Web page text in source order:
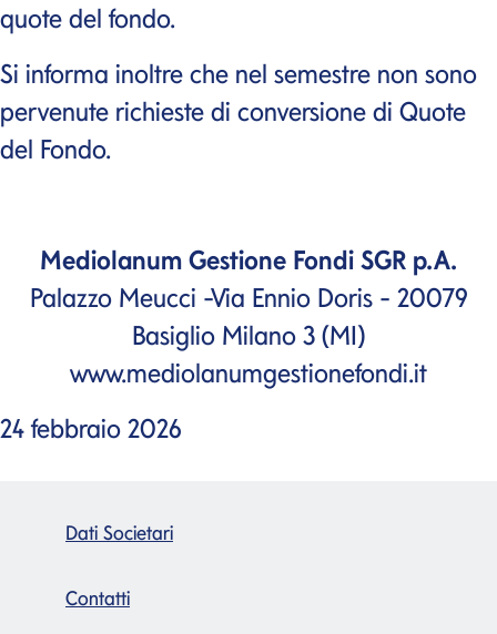
quote del fondo.
Si informa inoltre che nel semestre non sono
pervenute richieste di conversione di Quote
del Fondo.
Mediolanum Gestione Fondi SGR p.A.
Palazzo Meucci -Via Ennio Doris - 20079
Basiglio Milano 3 (MI)
www.mediolanumgestionefondi.it
24 febbraio 2026
Dati Societari
Contatti